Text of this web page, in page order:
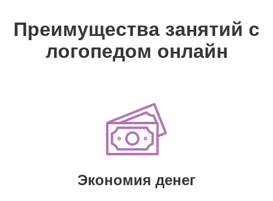
Преимущества занятий с
логопедом онлайн
Экономия денег